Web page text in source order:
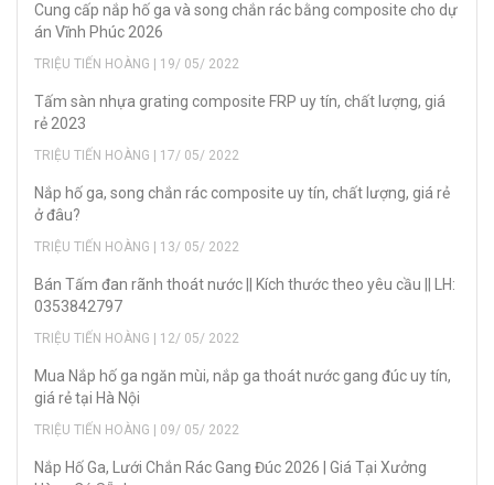
Cung cấp nắp hố ga và song chắn rác bằng composite cho dự
án Vĩnh Phúc 2026
TRIỆU TIẾN HOÀNG | 19/ 05/ 2022
Tấm sàn nhựa grating composite FRP uy tín, chất lượng, giá
rẻ 2023
TRIỆU TIẾN HOÀNG | 17/ 05/ 2022
Nắp hố ga, song chắn rác composite uy tín, chất lượng, giá rẻ
ở đâu?
TRIỆU TIẾN HOÀNG | 13/ 05/ 2022
Bán Tấm đan rãnh thoát nước || Kích thước theo yêu cầu || LH:
0353842797
TRIỆU TIẾN HOÀNG | 12/ 05/ 2022
Mua Nắp hố ga ngăn mùi, nắp ga thoát nước gang đúc uy tín,
giá rẻ tại Hà Nội
TRIỆU TIẾN HOÀNG | 09/ 05/ 2022
Nắp Hố Ga, Lưới Chắn Rác Gang Đúc 2026 | Giá Tại Xưởng